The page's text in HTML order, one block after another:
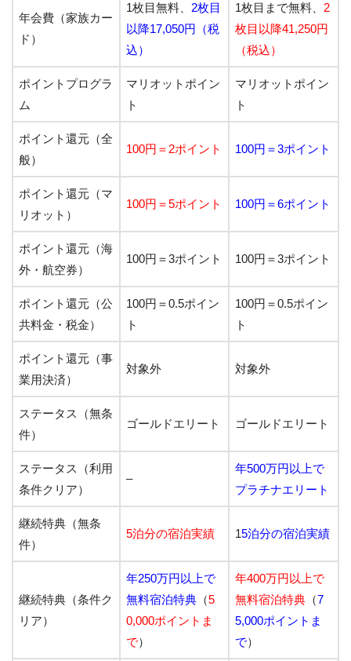
年会費（家族カー
ド）
1枚目無料、 2枚目
以降17,050円（税
込）
1枚目まで無料、 2
枚目以降41,250円
（税込）
ポイントプログラ
ム
マリオットポイン
ト
マリオットポイン
ト
ポイント還元（全
般）
100円＝2ポイント 100円＝3ポイント
ポイント還元（マ
リオット）
100円＝5ポイント 100円＝6ポイント
ポイント還元（海
外・航空券）
100円＝3ポイント 100円＝3ポイント
ポイント還元（公
共料金・税金）
100円＝0.5ポイン
ト
100円＝0.5ポイン
ト
ポイント還元（事
業用決済）
対象外 対象外
ステータス（無条
件）
ゴールドエリート ゴールドエリート
ステータス（利用
条件クリア）
–
年500万円以上で
プラチナエリート
継続特典（無条
件）
5泊分の宿泊実績 15泊分の宿泊実績
継続特典（条件ク
リア）
年250万円以上で
無料宿泊特典 （5
0,000ポイントま
で）
年400万円以上で
無料宿泊特典 （7
5,000ポイントま
で）